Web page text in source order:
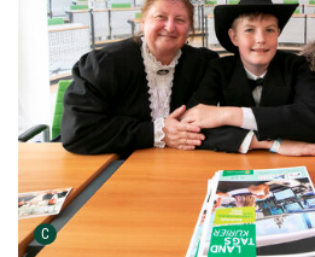
C Urheber der Grafik: